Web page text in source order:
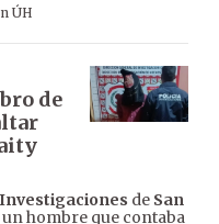
ÚH
de
de San
hombre que contaba